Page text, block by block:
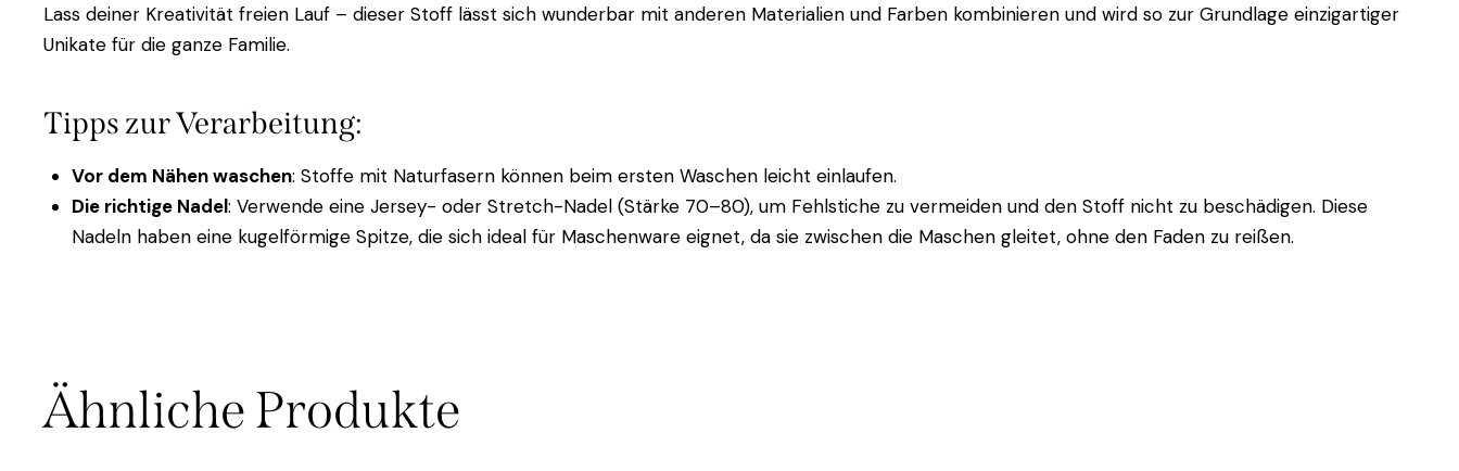
Lass deiner Kreativität freien Lauf – dieser Stoff lässt sich wunderbar mit anderen Materialien und Farben kombinieren und wird so zur Grundlage einzigartiger
Unikate für die ganze Familie.
Tipps zur Verarbeitung:
Vor dem Nähen waschen: Stoffe mit Naturfasern können beim ersten Waschen leicht einlaufen.
Die richtige Nadel: Verwende eine Jersey- oder Stretch-Nadel (Stärke 70–80), um Fehlstiche zu vermeiden und den Stoff nicht zu beschädigen. Diese
Nadeln haben eine kugelförmige Spitze, die sich ideal für Maschenware eignet, da sie zwischen die Maschen gleitet, ohne den Faden zu reißen.
Ähnliche Produkte